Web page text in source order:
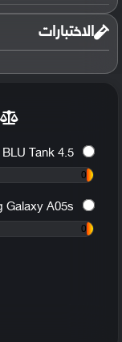
الاختبارات
0
0